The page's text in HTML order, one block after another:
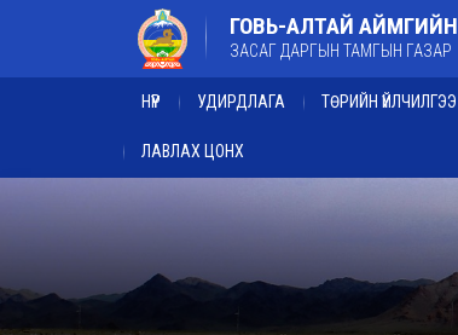
ГОВЬ-АЛТАЙ АЙМГИЙН
ЗАСАГ ДАРГЫН ТАМГЫН ГАЗАР
НҮҮР УДИРДЛАГА ТӨРИЙН ҮЙЛЧИЛГЭЭ
ЛАВЛАХ ЦОНХ